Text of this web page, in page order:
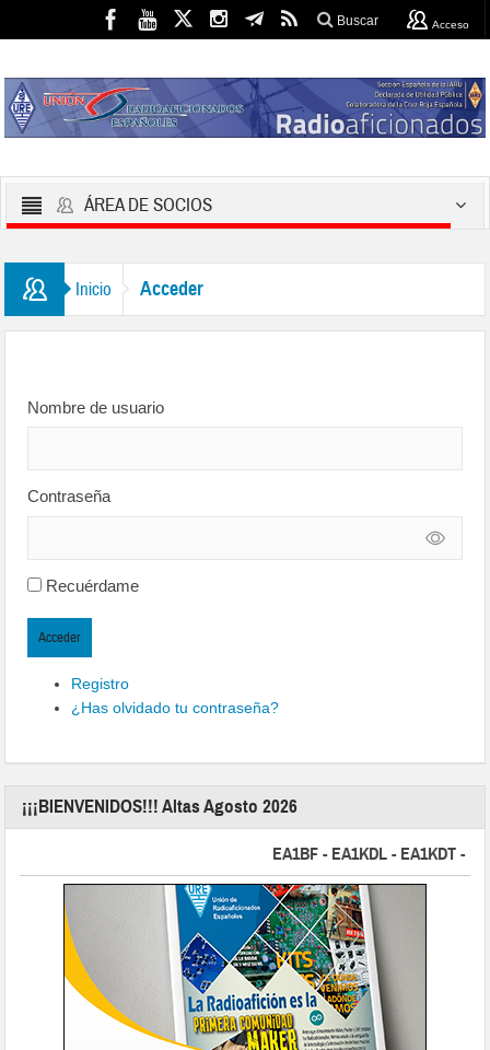
Buscar Acceso
ÁREA DE SOCIOS
Inicio Acceder
Nombre de usuario
Contraseña
Recuérdame
Acceder
Registro
¿Has olvidado tu contraseña?
¡¡¡BIENVENIDOS!!! Altas Agosto 2026
EA1BF - EA1KDL - EA1KDT -